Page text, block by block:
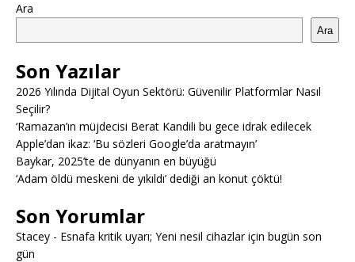
Ara
Ara
Son Yazılar
2026 Yılında Dijital Oyun Sektörü: Güvenilir Platformlar Nasıl
Seçilir?
‘Ramazan’ın müjdecisi Berat Kandili bu gece idrak edilecek
Apple’dan ikaz: ‘Bu sözleri Google’da aratmayın’
Baykar, 2025’te de dünyanın en büyüğü
‘Adam öldü meskeni de yıkıldı’ dediği an konut çöktü!
Son Yorumlar
Stacey - Esnafa kritik uyarı; Yeni nesil cihazlar için bugün son
gün